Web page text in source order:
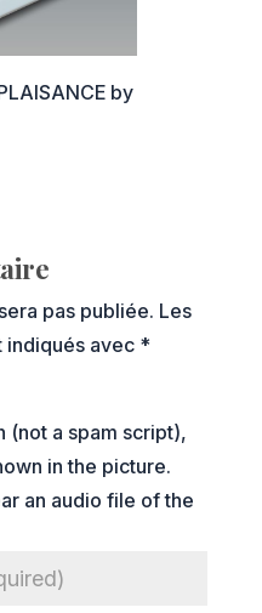
by
pas publiée. Les
indiqués avec *
(not a spam script),
in the picture.
an audio file of the